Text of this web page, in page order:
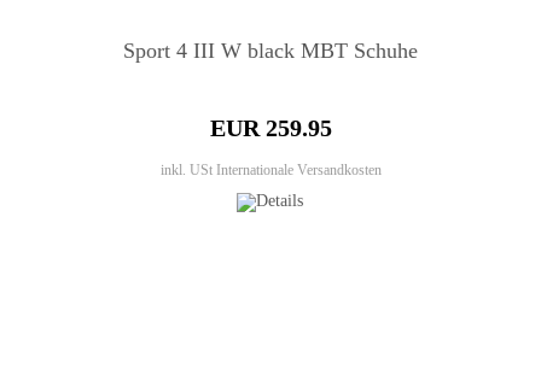
Sport 4 III W black MBT Schuhe
EUR 259.95
inkl. USt Internationale Versandkosten